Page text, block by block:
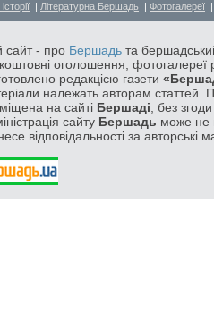
| Літературна Бершадь | Фотогалереї
сайт - про Бершадь та
оголошення, фотогалереї
редакцією газети
належать авторам статтей.
на сайті Бершаді , без
сайту Бершадь може не
відповідальності за авторські